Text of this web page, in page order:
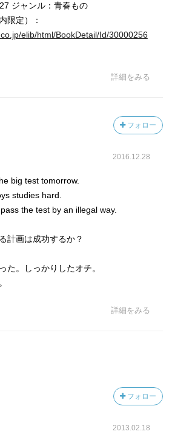
ジャンル：青春もの
限定）：
elib/html/BookDetail/Id/30000256
詳細をみる
フォロー
2016.12.28
big test tomorrow.
studies hard.
the test by an illegal way.
計画は成功するか？
た。しっかりしたオチ。
詳細をみる
フォロー
2013.02.18